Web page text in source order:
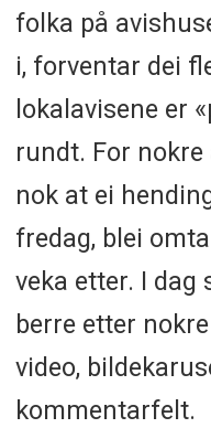
folka på
i, forventar dei
lokalavisene er
rundt. For
nok at ei
fredag, blei
veka etter. I dag
berre etter
video,
kommentarfelt.